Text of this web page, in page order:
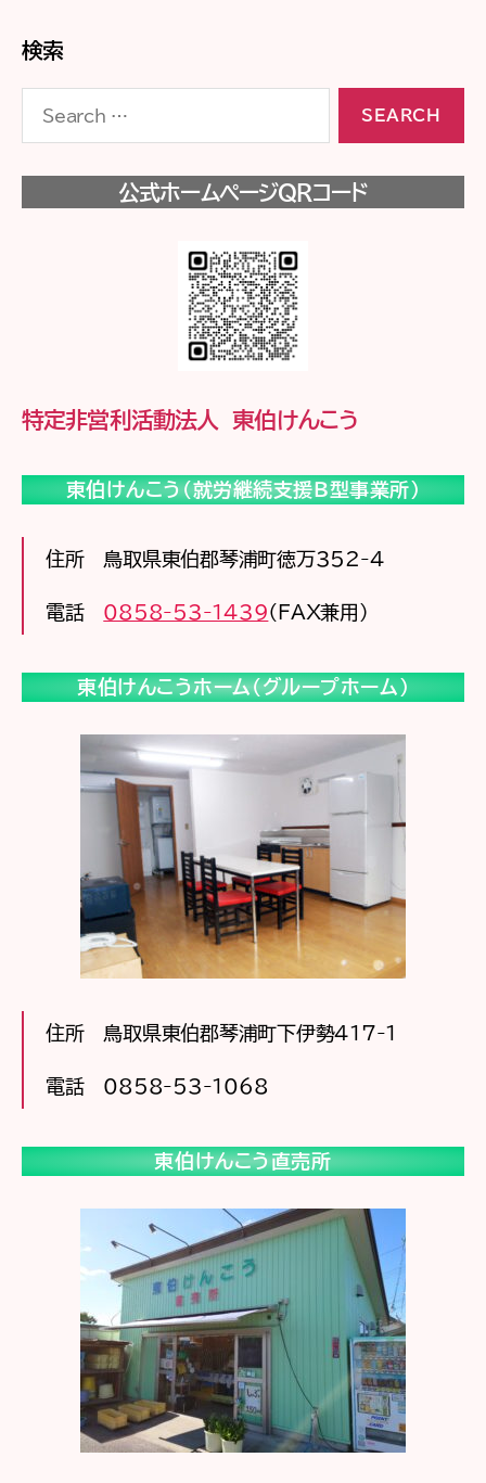
検索
for:
公式ホームページQRコード
特定非営利活動法人 東伯けんこう
東伯けんこう（就労継続支援Ｂ型事業所）
住所 鳥取県東伯郡琴浦町徳万352-4
電話 0858-53-1439（FAX兼用）
東伯けんこうホーム（グループホーム）
住所 鳥取県東伯郡琴浦町下伊勢417-1
電話 0858-53-1068
東伯けんこう直売所